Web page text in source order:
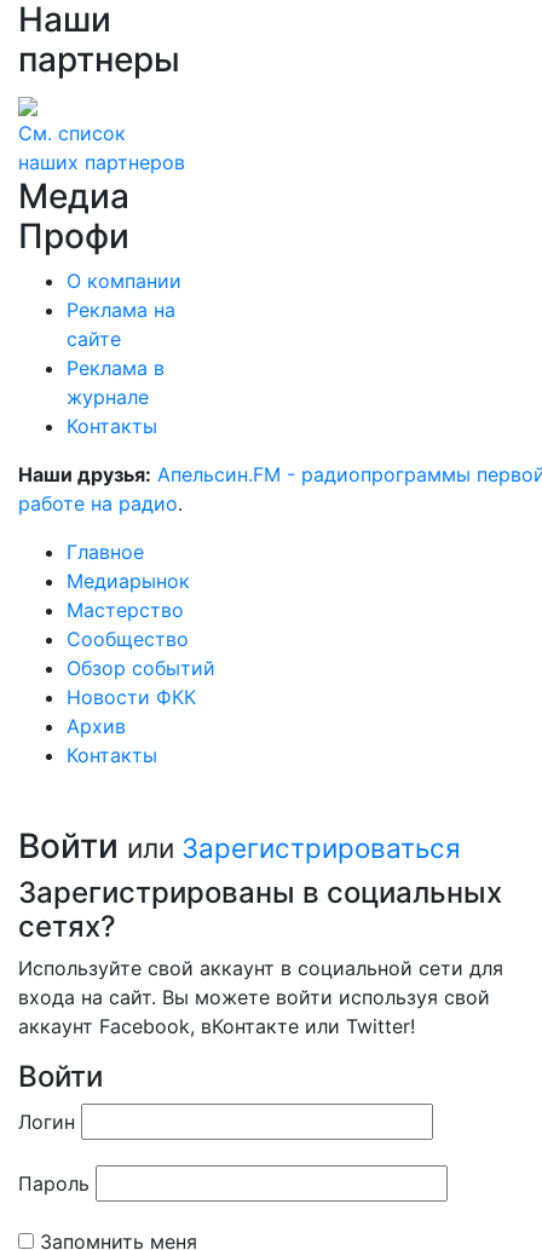
Наши
партнеры
См. список
наших партнеров
Медиа
Профи
О компании
Реклама на
сайте
Реклама в
журнале
Контакты
Наши друзья: Апельсин.FM - радиопрограммы
работе на радио.
Главное
Медиарынок
Мастерство
Сообщество
Обзор событий
Новости ФКК
Архив
Контакты
Войти или Зарегистрироваться
Зарегистрированы в социальных
сетях?
Используйте свой аккаунт в социальной сети для
входа на сайт. Вы можете войти используя свой
аккаунт Facebook, вКонтакте или Twitter!
Войти
Логин
Пароль
Запомнить меня